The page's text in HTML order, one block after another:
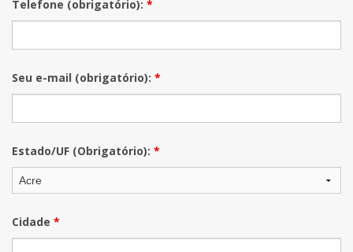
Telefone (obrigatório): *
Seu e-mail (obrigatório): *
Estado/UF (Obrigatório): *
Cidade *